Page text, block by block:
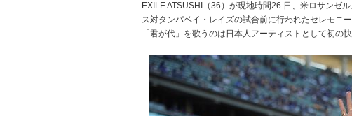
EXILE ATSUSHI（36）が現地時間26 日、米ロサンゼ
ス対タンパベイ・レイズの試合前に行われたセレモニ
「君が代」を歌うのは日本人アーティストとして初の快